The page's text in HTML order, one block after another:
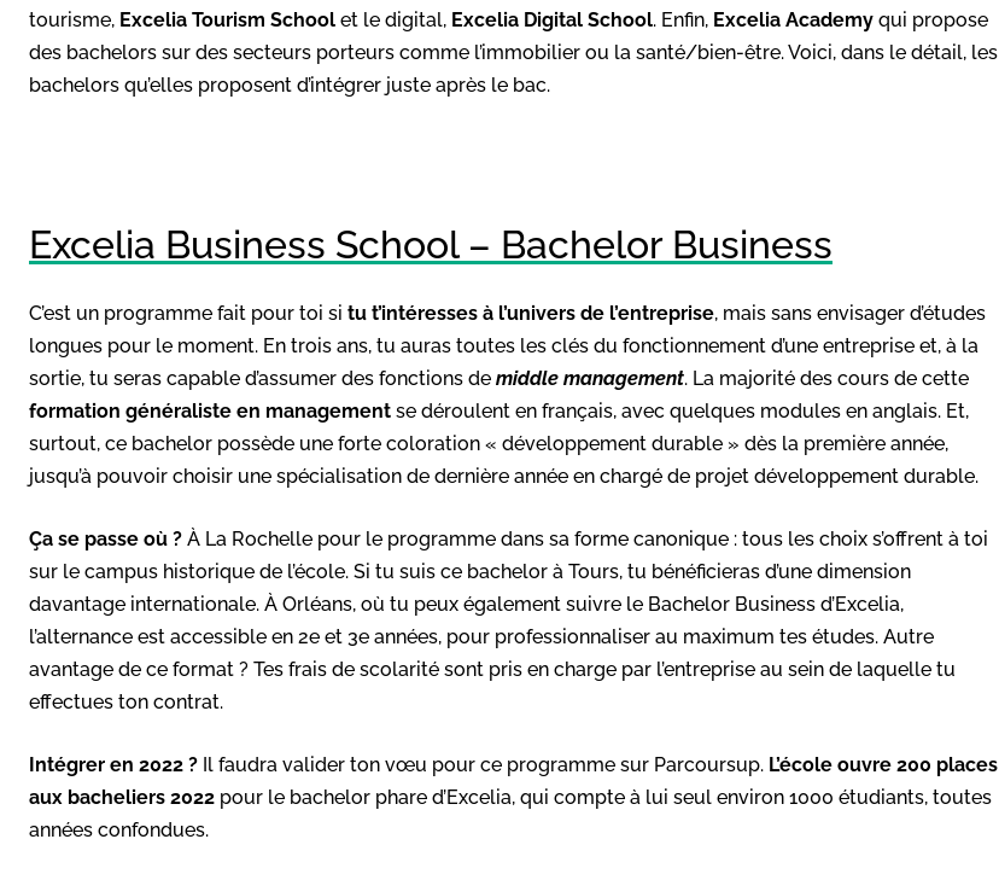
tourisme, Excelia Tourism School et le digital, Excelia Digital School. Enfin, Excelia Academy qui propose
des bachelors sur des secteurs porteurs comme l’immobilier ou la santé/bien-être. Voici, dans le détail, les
bachelors qu’elles proposent d’intégrer juste après le bac.
Excelia Business School – Bachelor Business
C’est un programme fait pour toi si tu t’intéresses à l’univers de l’entreprise, mais sans envisager d’études
longues pour le moment. En trois ans, tu auras toutes les clés du fonctionnement d’une entreprise et, à la
sortie, tu seras capable d’assumer des fonctions de middle management. La majorité des cours de cette
formation généraliste en management se déroulent en français, avec quelques modules en anglais. Et,
surtout, ce bachelor possède une forte coloration « développement durable » dès la première année,
jusqu’à pouvoir choisir une spécialisation de dernière année en chargé de projet développement durable.
Ça se passe où ? À La Rochelle pour le programme dans sa forme canonique : tous les choix s’offrent à toi
sur le campus historique de l’école. Si tu suis ce bachelor à Tours, tu bénéficieras d’une dimension
davantage internationale. À Orléans, où tu peux également suivre le Bachelor Business d’Excelia,
l’alternance est accessible en 2e et 3e années, pour professionnaliser au maximum tes études. Autre
avantage de ce format ? Tes frais de scolarité sont pris en charge par l’entreprise au sein de laquelle tu
effectues ton contrat.
Intégrer en 2022 ? Il faudra valider ton vœu pour ce programme sur Parcoursup. L’école ouvre 200 places
aux bacheliers 2022 pour le bachelor phare d’Excelia, qui compte à lui seul environ 1000 étudiants, toutes
années confondues.